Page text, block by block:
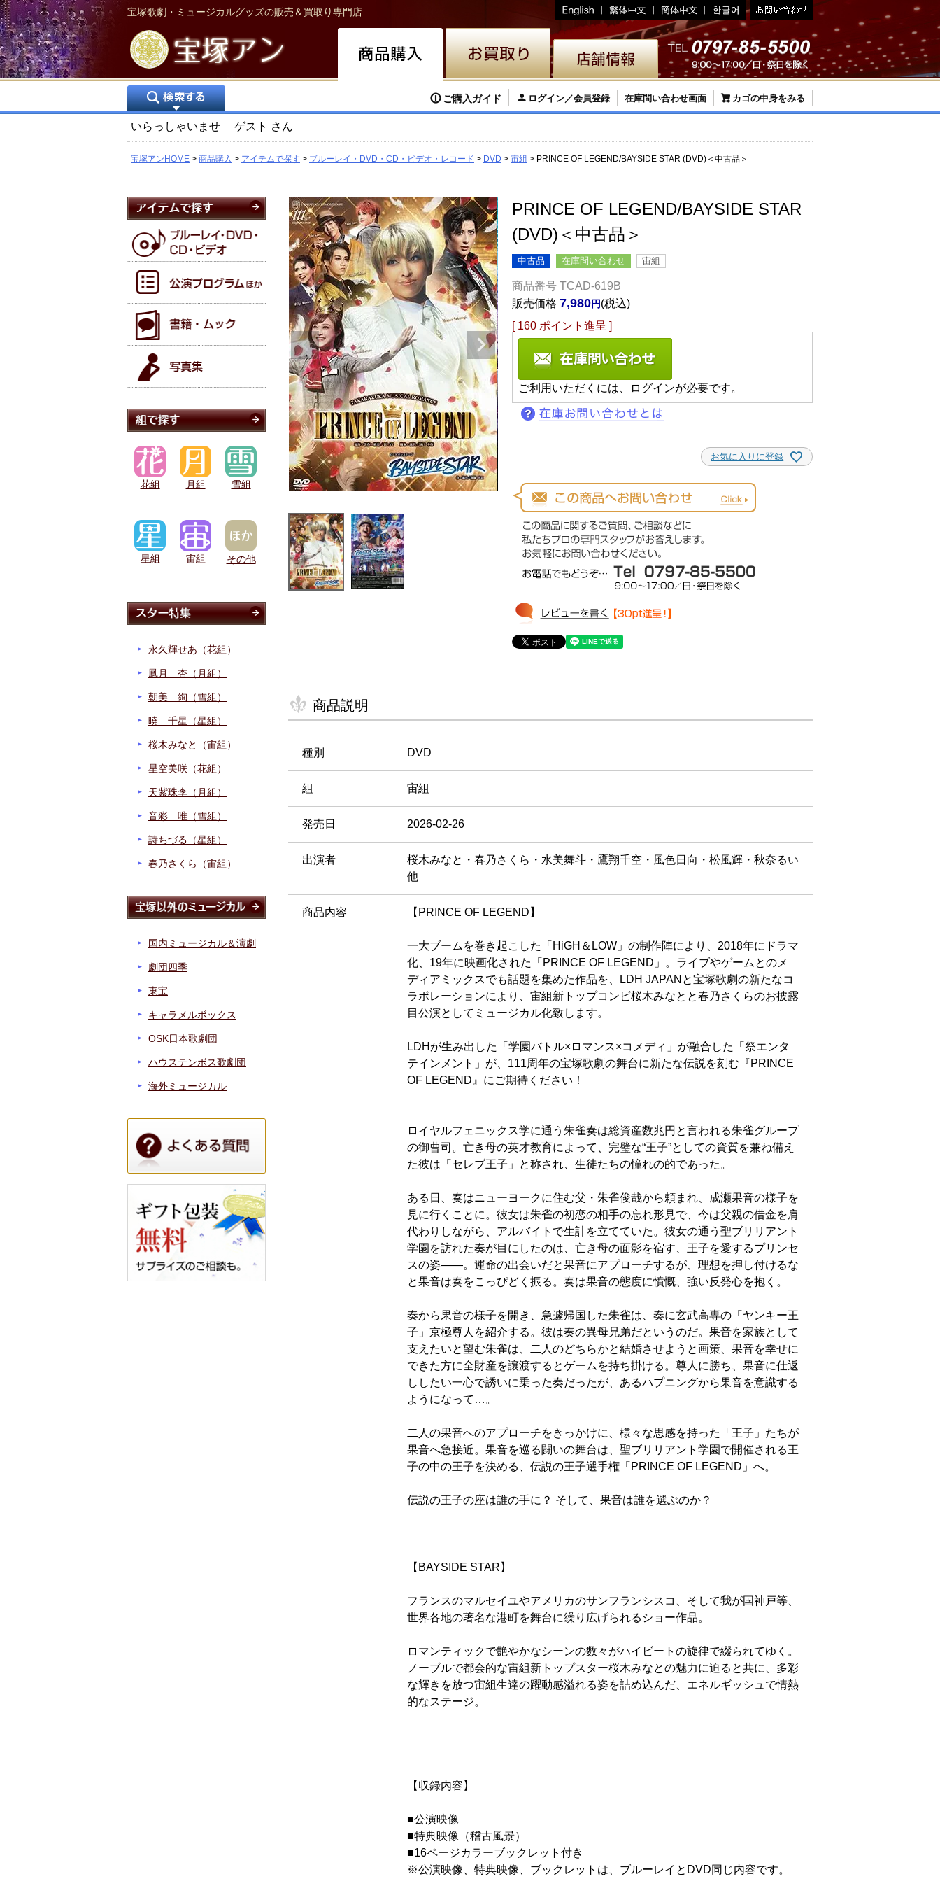
宝塚歌劇・ミュージカルグッズの販売＆買取り専門店
ご購入ガイド ログイン／会員登録 在庫問い合わせ画面 カゴの中身をみる
いらっしゃいませ ゲスト さん
宝塚アンHOME 商品購入 アイテムで探す ブルーレイ・DVD・CD・ビデオ・レコード DVD 宙組 PRINCE OF LEGEND/BAYSIDE STAR (DVD)＜中古品＞
PRINCE OF LEGEND/BAYSIDE STAR
(DVD)＜中古品＞
中古品 在庫問い合わせ 宙組
商品番号 TCAD-619B
販売価格 7,980
税込
[ 160 ポイント進呈 ]
ご利用いただくには、ログインが必要です。
お気に入りに登録
商品説明
種別 DVD
組 宙組
発売日 2026-02-26
出演者
桜木みなと・春乃さくら・水美舞斗・鷹翔千空・風色日向・松風輝・秋奈るい
他
商品内容 【PRINCE OF LEGEND】
一大ブームを巻き起こした「HiGH＆LOW」の制作陣により、2018年にドラマ
化、19年に映画化された「PRINCE OF LEGEND」。ライブやゲームとのメ
ディアミックスでも話題を集めた作品を、LDH JAPANと宝塚歌劇の新たなコ
ラボレーションにより、宙組新トップコンビ桜木みなとと春乃さくらのお披露
目公演としてミュージカル化致します。
LDHが生み出した「学園バトル×ロマンス×コメディ」が融合した「祭エンタ
テインメント」が、111周年の宝塚歌劇の舞台に新たな伝説を刻む『PRINCE
OF LEGEND』にご期待ください！
ロイヤルフェニックス学に通う朱雀奏は総資産数兆円と言われる朱雀グループ
の御曹司。亡き母の英才教育によって、完璧な“王子”としての資質を兼ね備え
た彼は「セレブ王子」と称され、生徒たちの憧れの的であった。
ある日、奏はニューヨークに住む父・朱雀俊哉から頼まれ、成瀬果音の様子を
見に行くことに。彼女は朱雀の初恋の相手の忘れ形見で、今は父親の借金を肩
代わりしながら、アルバイトで生計を立てていた。彼女の通う聖ブリリアント
学園を訪れた奏が目にしたのは、亡き母の面影を宿す、王子を愛するプリンセ
スの姿――。運命の出会いだと果音にアプローチするが、理想を押し付けるな
と果音は奏をこっぴどく振る。奏は果音の態度に憤慨、強い反発心を抱く。
奏から果音の様子を開き、急遽帰国した朱雀は、奏に玄武高専の「ヤンキー王
子」京極尊人を紹介する。彼は奏の異母兄弟だというのだ。果音を家族として
支えたいと望む朱雀は、二人のどちらかと結婚させようと画策、果音を幸せに
できた方に全財産を譲渡するとゲームを持ち掛ける。尊人に勝ち、果音に仕返
ししたい一心で誘いに乗った奏だったが、あるハプニングから果音を意識する
ようになって…。
二人の果音へのアプローチをきっかけに、様々な思感を持った「王子」たちが
果音へ急接近。果音を巡る闘いの舞台は、聖ブリリアント学園で開催される王
子の中の王子を決める、伝説の王子選手権「PRINCE OF LEGEND」へ。
伝説の王子の座は誰の手に？ そして、果音は誰を選ぶのか？
【BAYSIDE STAR】
フランスのマルセイユやアメリカのサンフランシスコ、そして我が国神戸等、
世界各地の著名な港町を舞台に繰り広げられるショー作品。
ロマンティックで艶やかなシーンの数々がハイビートの旋律で綴られてゆく。
ノーブルで都会的な宙組新トップスター桜木みなとの魅力に迫ると共に、多彩
な輝きを放つ宙組生達の躍動感溢れる姿を詰め込んだ、エネルギッシュで情熱
的なステージ。
【収録内容】
■公演映像
■特典映像（稽古風景）
■16ページカラーブックレット付き
※公演映像、特典映像、ブックレットは、ブルーレイとDVD同じ内容です。
花組 月組 雪組
星組 宙組 その他
永久輝せあ（花組）
鳳月 杏（月組）
朝美 絢（雪組）
暁 千星（星組）
桜木みなと（宙組）
星空美咲（花組）
天紫珠李（月組）
音彩 唯（雪組）
詩ちづる（星組）
春乃さくら（宙組）
国内ミュージカル＆演劇
劇団四季
東宝
キャラメルボックス
OSK日本歌劇団
ハウステンボス歌劇団
海外ミュージカル